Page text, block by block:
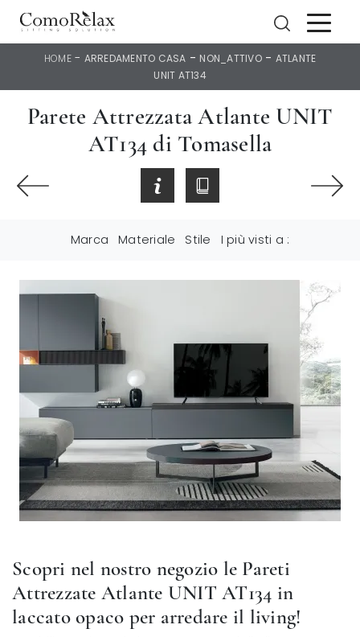
HOME- ARREDAMENTO CASA - NON_ATTIVO - ATLANTE
UNIT AT134
Parete Attrezzata Atlante UNIT
AT134 di Tomasella
Marca Materiale Stile I più visti a :
Scopri nel nostro negozio le Pareti
Attrezzate Atlante UNIT AT134 in
laccato opaco per arredare il living!